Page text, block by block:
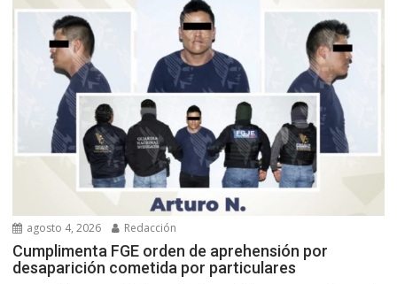
agosto 4, 2026 Redacción
Cumplimenta FGE orden de aprehensión por
desaparición cometida por particulares